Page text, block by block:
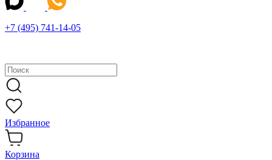
+7 (495) 741-14-05
Избранное
Корзина